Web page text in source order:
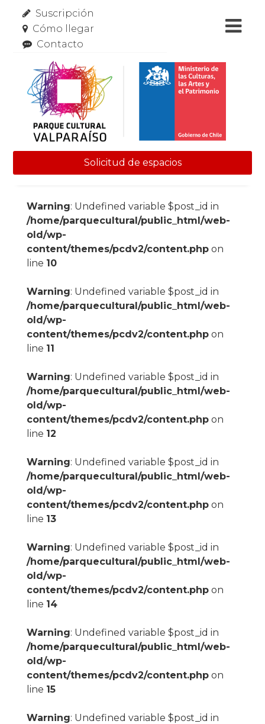
Suscripción
Cómo llegar
Contacto
Solicitud de espacios
Warning: Undefined variable $post_id in
/home/parquecultural/public_html/web-
old/wp-
content/themes/pcdv2/content.phpon
line 10
Warning: Undefined variable $post_id in
/home/parquecultural/public_html/web-
old/wp-
content/themes/pcdv2/content.phpon
line 11
Warning: Undefined variable $post_id in
/home/parquecultural/public_html/web-
old/wp-
content/themes/pcdv2/content.phpon
line 12
Warning: Undefined variable $post_id in
/home/parquecultural/public_html/web-
old/wp-
content/themes/pcdv2/content.phpon
line 13
Warning: Undefined variable $post_id in
/home/parquecultural/public_html/web-
old/wp-
content/themes/pcdv2/content.phpon
line 14
Warning: Undefined variable $post_id in
/home/parquecultural/public_html/web-
old/wp-
content/themes/pcdv2/content.phpon
line 15
Warning: Undefined variable $post_id in